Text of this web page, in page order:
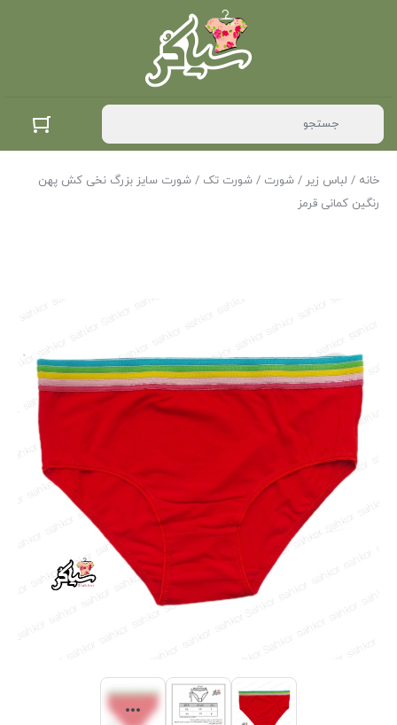
خانه / لباس زیر / شورت / شورت تک / شورت سایز بزرگ نخی کش پهن
رنگین کمانی قرمز